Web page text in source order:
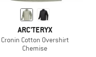
S/S
ARC'TERYX
Cronin Cotton Overshirt
Chemise